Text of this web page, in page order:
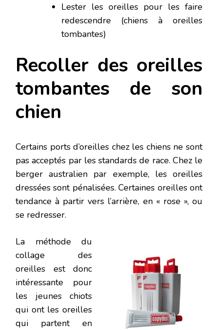
Lester les oreilles pour les faire
redescendre (chiens à oreilles
tombantes)
Recoller des oreilles
tombantes de son
chien
Certains ports d’oreilles chez les chiens ne sont
pas acceptés par les standards de race. Chez le
berger australien par exemple, les oreilles
dressées sont pénalisées. Certaines oreilles ont
tendance à partir vers l’arrière, en « rose », ou
se redresser.
La méthode du
collage des
oreilles est donc
intéressante pour
les jeunes chiots
qui ont les oreilles
qui partent en